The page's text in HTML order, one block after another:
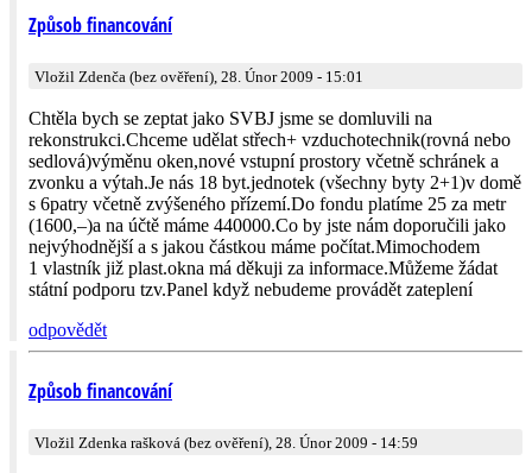
Způsob financování
Vložil Zdenča (bez ověření), 28. Únor 2009 - 15:01
Chtěla bych se zeptat jako SVBJ jsme se domluvili na
rekonstrukci.Chceme udělat střech+ vzduchotechnik(rov­ná nebo
sedlová)výměnu oken,nové vstupní prostory včetně schránek a
zvonku a výtah.Je nás 18 byt.jednotek (všechny byty 2+1)v domě
s 6patry včetně zvýšeného přízemí.Do fondu platíme 25 za metr
(1600,–)a na účtě máme 440000.Co by jste nám doporučili jako
nejvýhodnější a s jakou částkou máme počítat.Mimochodem
1 vlastník již plast.okna má děkuji za informace.Můžeme žádat
státní podporu tzv.Panel když nebudeme provádět zateplení
odpovědět
Způsob financování
Vložil Zdenka rašková (bez ověření), 28. Únor 2009 - 14:59